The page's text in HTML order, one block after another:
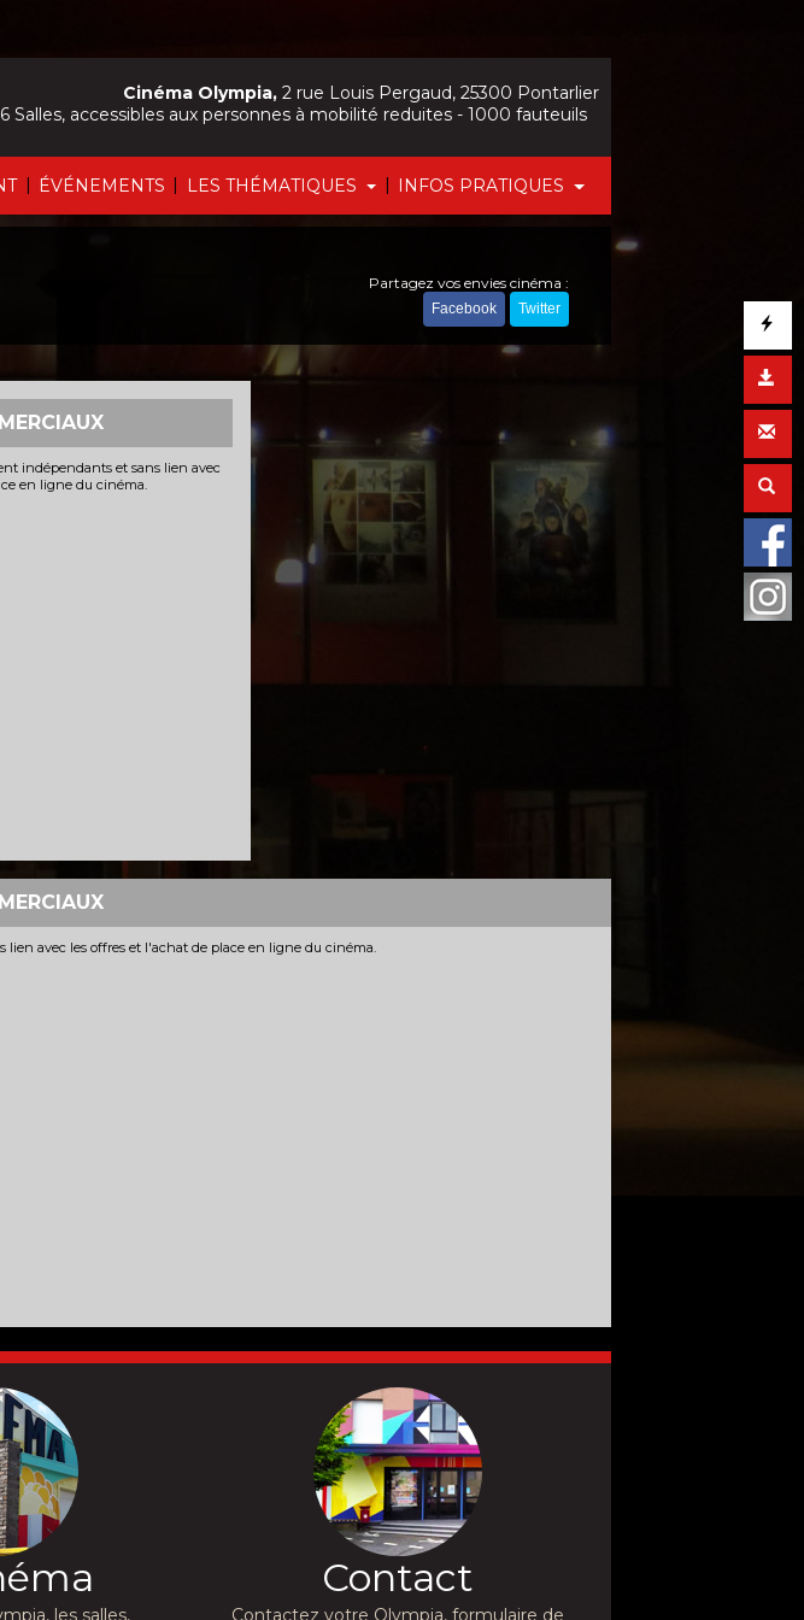
| ÉVÉNEMENTS | LES THÉMATIQUES | INFOS PRATIQUES
Cinéma Olympia, 2 rue Louis Pergaud, 25300 Pontarlier
6 Salles, accessibles aux personnes à mobilité reduites - 1000 fauteuils
Partagez vos envies cinéma :
Facebook Twitter
indépendants et sans lien avec
en ligne du cinéma.
avec les offres et l'achat de place en ligne du cinéma.
les salles,
Contact
Contactez votre Olympia, formulaire de